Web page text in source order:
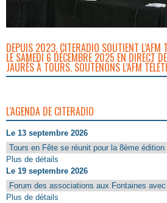
DEPUIS 2023, CITERADIO SOUTIENT L’AFM
LE SAMEDI 6 DÉCEMBRE 2025 EN DIRECT
JAURÈS À TOURS. SOUTENONS L’AFM
L'AGENDA DE CITERADIO
Le 13 septembre 2026
Tours en Fête se réunit pour la 8ème édition
Plus de détails
Le 19 septembre 2026
Forum des associations aux Fontaines
Plus de détails